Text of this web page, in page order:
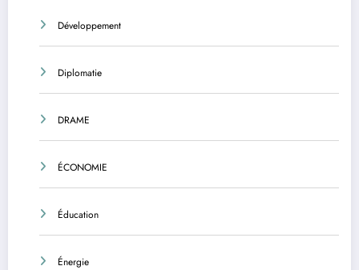
Développement
Diplomatie
DRAME
ÉCONOMIE
Éducation
Énergie